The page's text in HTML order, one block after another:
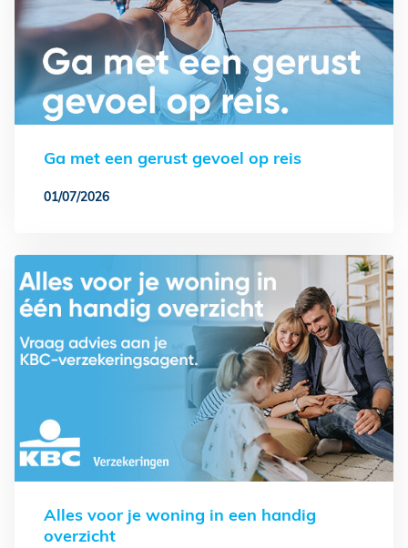
Ga met een gerust gevoel op reis
01/07/2026
Alles voor je woning in een handig
overzicht